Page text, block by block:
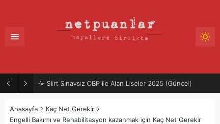
Siirt Sınavsız OBP ile Alan Liseler 2025 (Güncel)
Anasayfa
Kaç Net Gerekir
Engelli Bakımı ve Rehabilitasyon kazanmak için Kaç Net Gerekir